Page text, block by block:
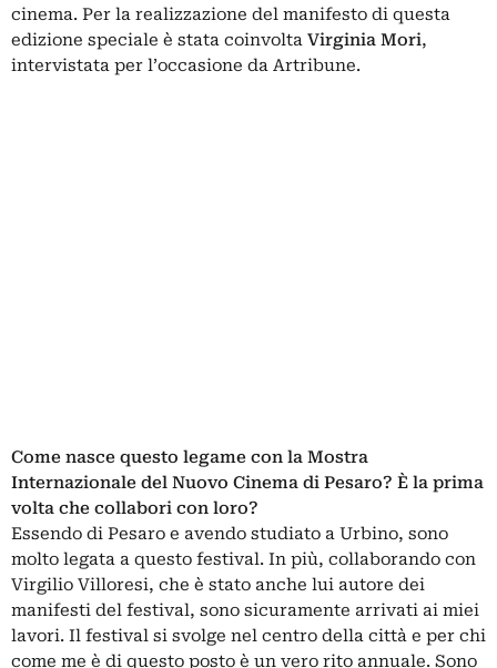
cinema. Per la realizzazione del manifesto di questa
edizione speciale è stata coinvolta Virginia Mori,
intervistata per l’occasione da Artribune.
Come nasce questo legame con la Mostra
Internazionale del Nuovo Cinema di Pesaro? È la prima
volta che collabori con loro?
Essendo di Pesaro e avendo studiato a Urbino, sono
molto legata a questo festival. In più, collaborando con
Virgilio Villoresi, che è stato anche lui autore dei
manifesti del festival, sono sicuramente arrivati ai miei
lavori. Il festival si svolge nel centro della città e per chi
come me è di questo posto è un vero rito annuale. Sono